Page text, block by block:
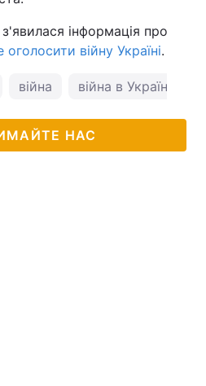
інформація про
війну Україні.
війна війна в Україні
НАС